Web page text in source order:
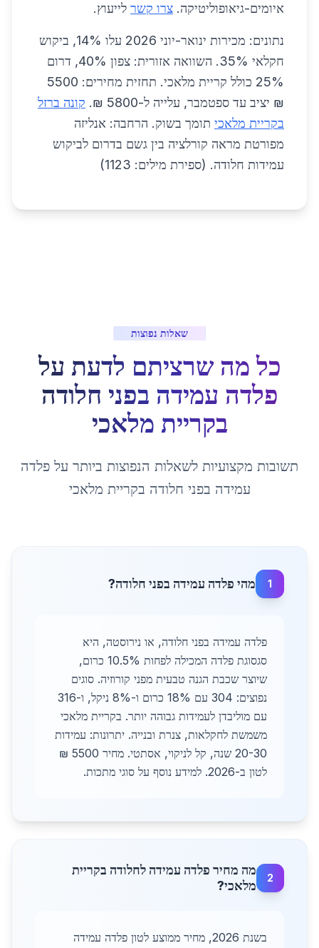
איומים-גיאופוליטיקה. צרו קשר לייעוץ.
נתונים: מכירות ינואר-יוני 2026 עלו 14%, ביקוש
חקלאי 35%. השוואה אזורית: צפון 40%, דרום
25% כולל קריית מלאכי. תחזית מחירים: 5500
₪ יציב עד ספטמבר, עלייה ל-5800 ₪.
קונה ברזל
בקריית מלאכי תומך בשוק. הרחבה: אנליזה
מפורטת מראה קורלציה בין גשם בדרום לביקוש
עמידות חלודה. (ספירת מילים: 1123)
שאלות נפוצות
כל מה שרציתם לדעת על
פלדה עמידה בפני חלודה
בקריית מלאכי
תשובות מקצועיות לשאלות הנפוצות ביותר על פלדה
עמידה בפני חלודה בקריית מלאכי
1 מהי פלדה עמידה בפני חלודה?
פלדה עמידה בפני חלודה, או נירוסטה, היא
סגסוגת פלדה המכילה לפחות 10.5% כרום,
שיוצר שכבת הגנה טבעית מפני קורוזיה. סוגים
נפוצים: 304 עם 18% כרום ו-8% ניקל, ו-316
עם מוליבדן לעמידות גבוהה יותר. בקריית מלאכי
משמשת לחקלאות, צנרת ובנייה. יתרונות: עמידות
20-30 שנה, קל לניקוי, אסתטי. מחיר 5500 ₪
לטון ב-2026. למידע נוסף על סוגי מתכות.
2
מה מחיר פלדה עמידה לחלודה בקריית
מלאכי?
בשנת 2026, מחיר ממוצע לטון פלדה עמידה